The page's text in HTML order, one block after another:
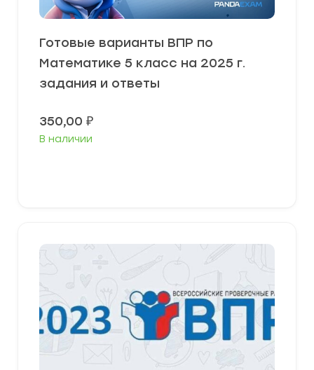
Готовые варианты ВПР по
Математике 5 класс на 2025 г.
задания и ответы
350,00 ₽
В наличии